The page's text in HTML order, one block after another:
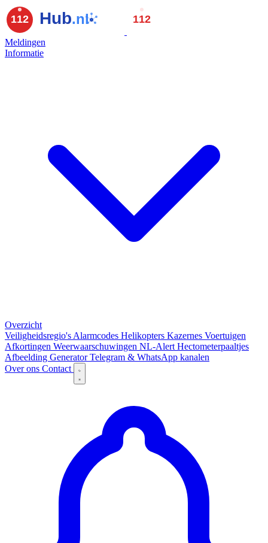
Meldingen
Informatie
Overzicht
Veiligheidsregio's Alarmcodes Helikopters Kazernes Voertuigen
Afkortingen Weerwaarschuwingen NL-Alert Hectometerpaaltjes
Afbeelding GeneratorTelegram & WhatsApp kanalen
Over ons Contact